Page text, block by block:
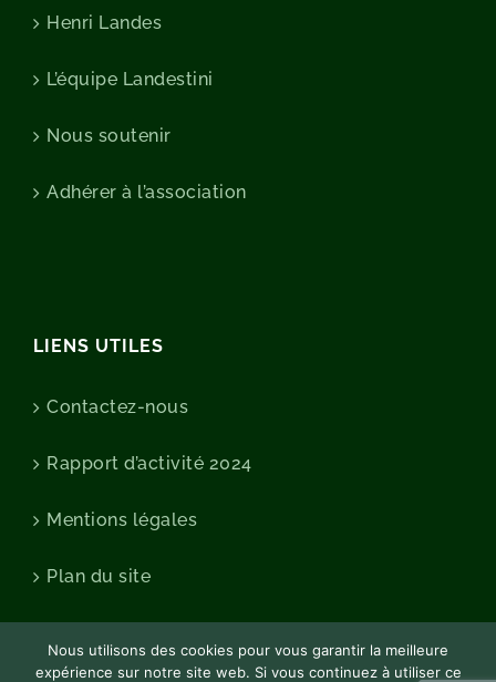
Henri Landes
L’équipe Landestini
Nous soutenir
Adhérer à l’association
LIENS UTILES
Contactez-nous
Rapport d’activité 2024
Mentions légales
Plan du site
Nous utilisons des cookies pour vous garantir la meilleure
expérience sur notre site web. Si vous continuez à utiliser ce